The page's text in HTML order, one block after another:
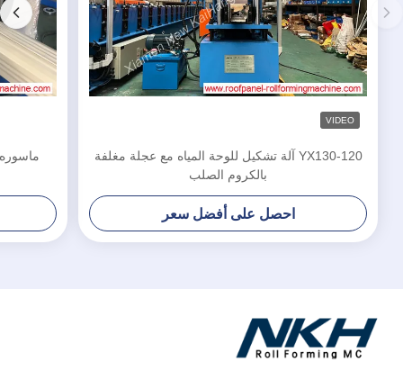
VIDEO
YX130-120 آلة تشكيل للوحة المياه مع عجلة مغلفة
بالكروم الصلب
احصل على أفضل سعر